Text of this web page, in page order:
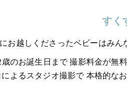
すく
お越しくださったベビーはみん
のお誕生日まで 撮影料金が無
よるスタジオ撮影で 本格的な